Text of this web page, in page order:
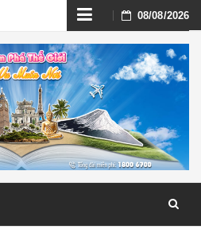
Skip
to
content
08/08/2026